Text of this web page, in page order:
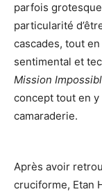
parfois
particularité
cascades, tout
sentimental et
Mission
concept tout en y
camaraderie.
Après avoir
cruciforme, Etan